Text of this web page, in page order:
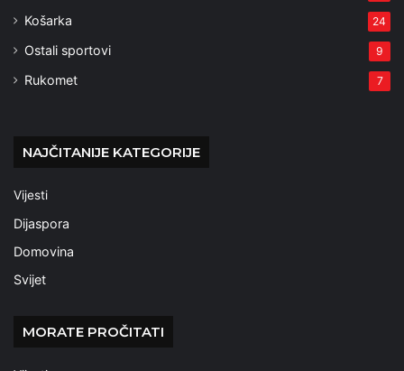
Košarka 24
Ostali sportovi 9
Rukomet 7
NAJČITANIJE KATEGORIJE
Vijesti
Dijaspora
Domovina
Svijet
MORATE PROČITATI